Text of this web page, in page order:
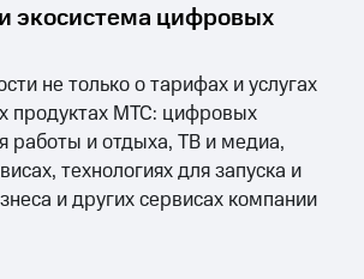
экосистема цифровых
не только о тарифах и услугах
продуктах МТС: цифровых
работы и отдыха, ТВ и медиа,
технологиях для запуска и
и других сервисах компании